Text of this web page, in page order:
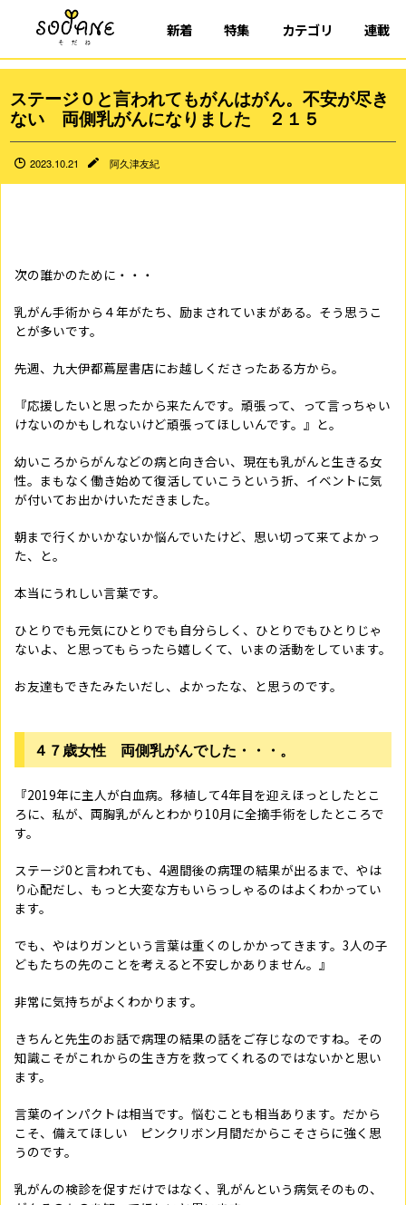
新着 特集 カテゴリ 連載
ステージ０と言われてもがんはがん。不安が尽き
ない 両側乳がんになりました ２１５
2023.10.21 阿久津友紀
次の誰かのために・・・
乳がん手術から４年がたち、励まされていまがある。そう思うこ
とが多いです。
先週、九大伊都蔦屋書店にお越しくださったある方から。
『応援したいと思ったから来たんです。頑張って、って言っちゃい
けないのかもしれないけど頑張ってほしいんです。』と。
幼いころからがんなどの病と向き合い、現在も乳がんと生きる女
性。まもなく働き始めて復活していこうという折、イベントに気
が付いてお出かけいただきました。
朝まで行くかいかないか悩んでいたけど、思い切って来てよかっ
た、と。
本当にうれしい言葉です。
ひとりでも元気にひとりでも自分らしく、ひとりでもひとりじゃ
ないよ、と思ってもらったら嬉しくて、いまの活動をしています。
お友達もできたみたいだし、よかったな、と思うのです。
４７歳女性 両側乳がんでした・・・。
『2019年に主人が白血病。移植して4年目を迎えほっとしたとこ
ろに、私が、両胸乳がんとわかり10月に全摘手術をしたところで
す。
ステージ0と言われても、4週間後の病理の結果が出るまで、やは
り心配だし、もっと大変な方もいらっしゃるのはよくわかってい
ます。
でも、やはりガンという言葉は重くのしかかってきます。3人の子
どもたちの先のことを考えると不安しかありません。』
非常に気持ちがよくわかります。
きちんと先生のお話で病理の結果の話をご存じなのですね。その
知識こそがこれからの生き方を救ってくれるのではないかと思い
ます。
言葉のインパクトは相当です。悩むことも相当あります。だから
こそ、備えてほしい ピンクリボン月間だからこそさらに強く思
うのです。
乳がんの検診を促すだけではなく、乳がんという病気そのもの、